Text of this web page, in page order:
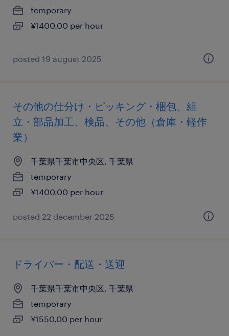
temporary
¥1400.00 per hour
posted 19 august 2025
その他の仕分け・ピッキング・梱包、組
立・部品加工、検品、その他（倉庫・軽作
業）
千葉県千葉市中央区, 千葉県
temporary
¥1400.00 per hour
posted 22 december 2025
ドライバー・配送・送迎
千葉県千葉市中央区, 千葉県
temporary
¥1550.00 per hour